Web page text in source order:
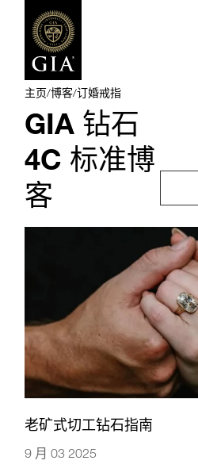
主页/博客/订婚戒指
GIA 钻石
4C 标准博
客
老矿式切工钻石指南
9 月 03 2025